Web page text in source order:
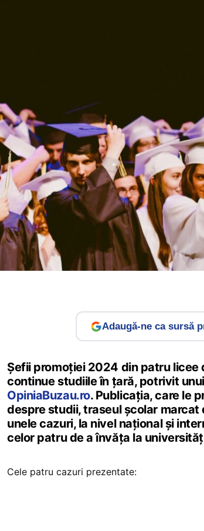
Adaugă-ne ca sursă
Șefii promoției 2024 din patru licee
continue studiile în țară, potrivit
OpiniaBuzau.ro. Publicația, care le
despre studii, traseul școlar
unele cazuri, la nivel național și
celor patru de a învăța la
Cele patru cazuri prezentate: